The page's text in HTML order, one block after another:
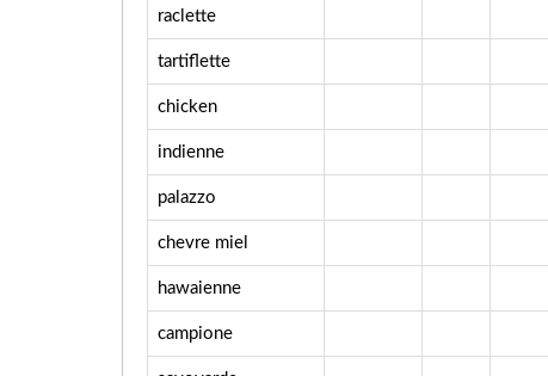
raclette
tartiflette
chicken
indienne
palazzo
chevre miel
hawaienne
campione